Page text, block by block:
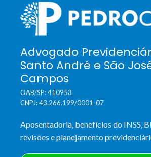
Advogado
Santo André e São
Campos
OAB/SP: 410953
CNPJ: 43.266.199/0001-07
Aposentadoria, benefícios do INSS,
revisões e planejamento